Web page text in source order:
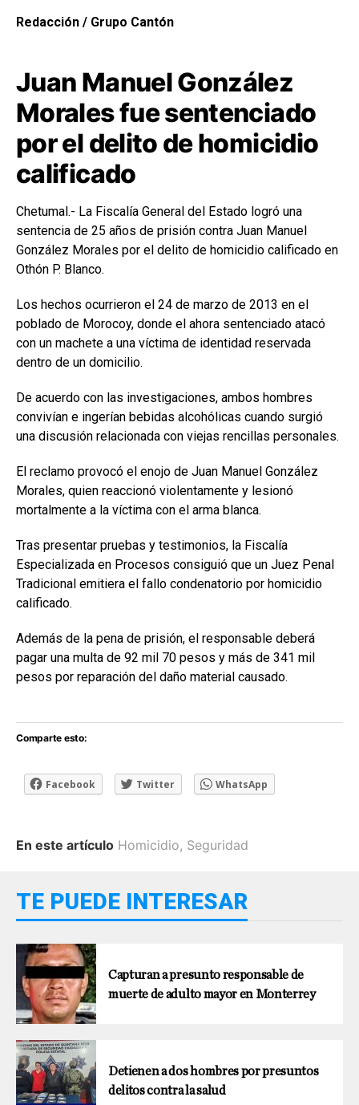
Redacción / Grupo Cantón
Juan Manuel González
Morales fue sentenciado
por el delito de homicidio
calificado
Chetumal.- La Fiscalía General del Estado logró una
sentencia de 25 años de prisión contra Juan Manuel
González Morales por el delito de homicidio calificado en
Othón P. Blanco.
Los hechos ocurrieron el 24 de marzo de 2013 en el
poblado de Morocoy, donde el ahora sentenciado atacó
con un machete a una víctima de identidad reservada
dentro de un domicilio.
De acuerdo con las investigaciones, ambos hombres
convivían e ingerían bebidas alcohólicas cuando surgió
una discusión relacionada con viejas rencillas personales.
El reclamo provocó el enojo de Juan Manuel González
Morales, quien reaccionó violentamente y lesionó
mortalmente a la víctima con el arma blanca.
Tras presentar pruebas y testimonios, la Fiscalía
Especializada en Procesos consiguió que un Juez Penal
Tradicional emitiera el fallo condenatorio por homicidio
calificado.
Además de la pena de prisión, el responsable deberá
pagar una multa de 92 mil 70 pesos y más de 341 mil
pesos por reparación del daño material causado.
Comparte esto:
Facebook Twitter WhatsApp
En este artículo Homicidio, Seguridad
TE PUEDE INTERESAR
Capturan a presunto responsable de
muerte de adulto mayor en Monterrey
Detienen a dos hombres por presuntos
delitos contra la salud